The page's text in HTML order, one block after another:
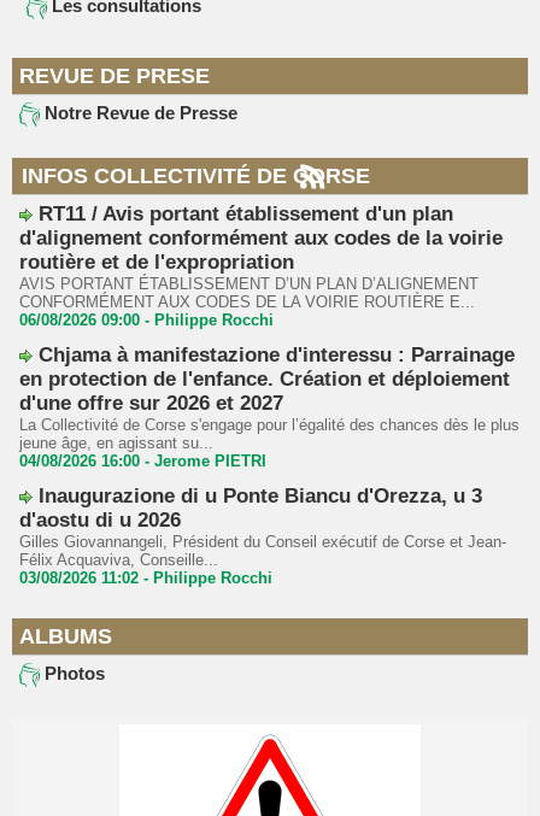
Les consultations
REVUE DE PRESE
Notre Revue de Presse
INFOS COLLECTIVITÉ DE CORSE
RT11 / Avis portant établissement d'un plan
d'alignement conformément aux codes de la voirie
routière et de l'expropriation
AVIS PORTANT ÉTABLISSEMENT D’UN PLAN D’ALIGNEMENT
CONFORMÉMENT AUX CODES DE LA VOIRIE ROUTIÈRE E...
06/08/2026 09:00 - Philippe Rocchi
Chjama à manifestazione d'interessu : Parrainage
en protection de l'enfance. Création et déploiement
d'une offre sur 2026 et 2027
La Collectivité de Corse s'engage pour l’égalité des chances dès le plus
jeune âge, en agissant su...
04/08/2026 16:00 - Jerome PIETRI
Inaugurazione di u Ponte Biancu d'Orezza, u 3
d'aostu di u 2026
Gilles Giovannangeli, Président du Conseil exécutif de Corse et Jean-
Félix Acquaviva, Conseille...
03/08/2026 11:02 - Philippe Rocchi
ALBUMS
Photos